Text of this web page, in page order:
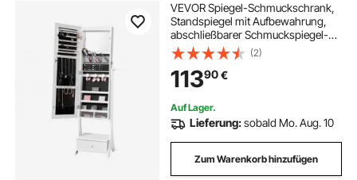
VEVOR Spiegel-Schmuckschrank,
Standspiegel mit Aufbewahrung,
abschließbarer Schmuckspiegel-
Organizer mit Ganzkörperspiegel &
Samtfutter & LED-
Innenbeleuchtung, & Schublade,
Schmuckschrank Weiß
(2)
11390€
Auf Lager.
Lieferung:sobald Mo. Aug. 10
Zum Warenkorb hinzufügen